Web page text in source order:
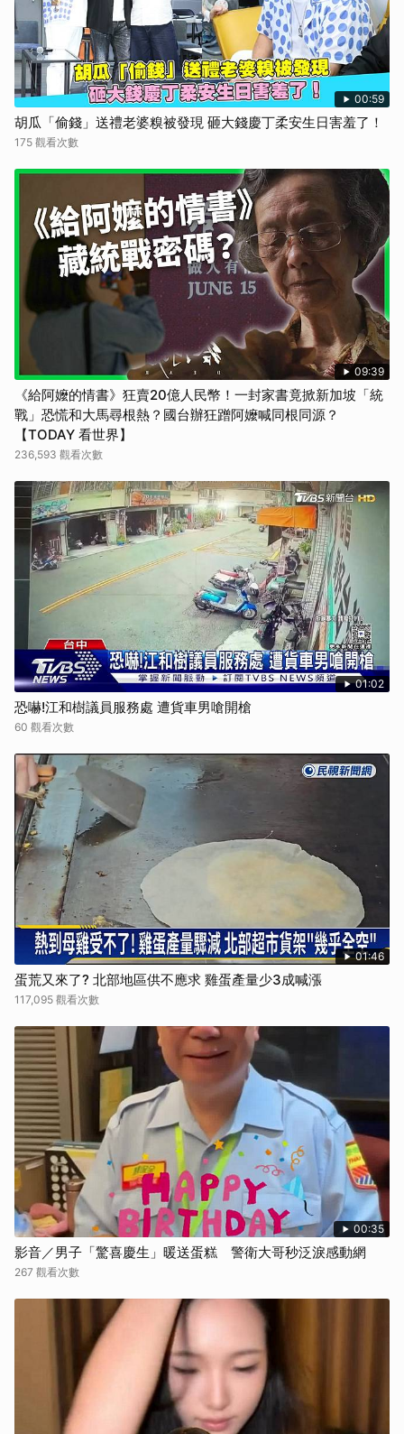
00:59
胡瓜「偷錢」送禮老婆糗被發現 砸大錢慶丁柔安生日害羞了！
175 觀看次數
09:39
《給阿嬤的情書》狂賣20億人民幣！一封家書竟掀新加坡「統
戰」恐慌和大馬尋根熱？國台辦狂蹭阿嬤喊同根同源？
【TODAY 看世界】
236,593 觀看次數
01:02
恐嚇!江和樹議員服務處 遭貨車男嗆開槍
60 觀看次數
01:46
蛋荒又來了? 北部地區供不應求 雞蛋產量少3成喊漲
117,095 觀看次數
00:35
影音／男子「驚喜慶生」暖送蛋糕 警衛大哥秒泛淚感動網
267 觀看次數